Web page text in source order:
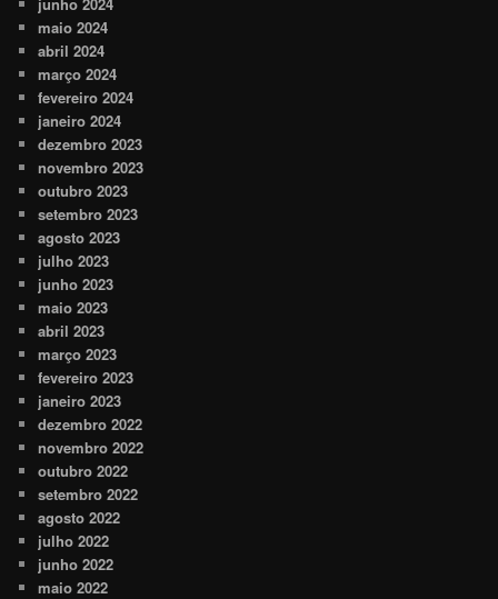
junho 2024
maio 2024
abril 2024
março 2024
fevereiro 2024
janeiro 2024
dezembro 2023
novembro 2023
outubro 2023
setembro 2023
agosto 2023
julho 2023
junho 2023
maio 2023
abril 2023
março 2023
fevereiro 2023
janeiro 2023
dezembro 2022
novembro 2022
outubro 2022
setembro 2022
agosto 2022
julho 2022
junho 2022
maio 2022